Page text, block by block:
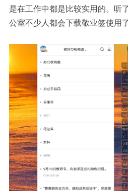
是在工作中都是比较实用的。听
公室不少人都会下载敬业签使用了